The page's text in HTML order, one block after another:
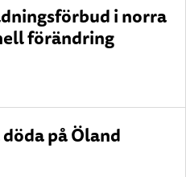
i norra
förändring
på Öland